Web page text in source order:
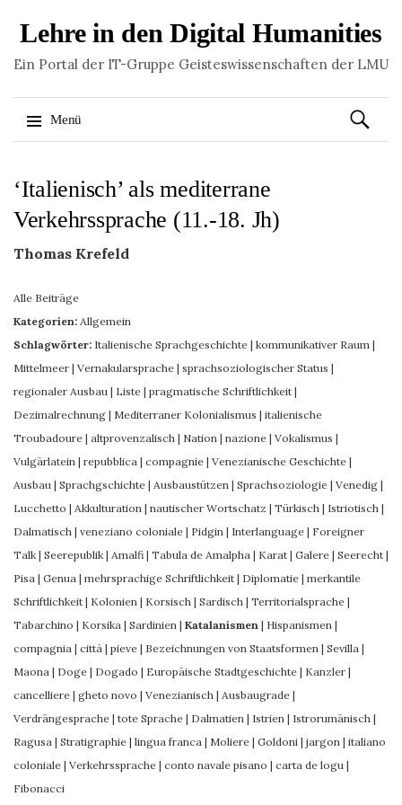
Lehre in den Digital Humanities
Ein Portal der IT-Gruppe Geisteswissenschaften der LMU
Menü
zum
Suchen
nach:
‘Italienisch’ als mediterrane
Verkehrssprache (11.-18. Jh)
Thomas Krefeld
Alle Beiträge
Kategorien: Allgemein
Schlagwörter: Italienische Sprachgeschichte | kommunikativer Raum |
Mittelmeer | Vernakularsprache | sprachsoziologischer Status |
regionaler Ausbau | Liste | pragmatische Schriftlichkeit |
Dezimalrechnung | Mediterraner Kolonialismus | italienische
Troubadoure | altprovenzalisch | Nation | nazione | Vokalismus |
Vulgärlatein | repubblica | compagnie | Venezianische Geschichte |
Ausbau | Sprachgschichte | Ausbaustützen | Sprachsoziologie | Venedig |
Lucchetto | Akkulturation | nautischer Wortschatz | Türkisch | Istriotisch |
Dalmatisch | veneziano coloniale | Pidgin | Interlanguage | Foreigner
Talk | Seerepublik | Amalfi | Tabula de Amalpha | Karat | Galere | Seerecht |
Pisa | Genua | mehrsprachige Schriftlichkeit | Diplomatie | merkantile
Schriftlichkeit | Kolonien | Korsisch | Sardisch | Territorialsprache |
Tabarchino | Korsika | Sardinien | Katalanismen | Hispanismen |
compagnia | città | pieve | Bezeichnungen von Staatsformen | Sevilla |
Maona | Doge | Dogado | Europäische Stadtgeschichte | Kanzler |
cancelliere | gheto novo | Venezianisch | Ausbaugrade |
Verdrängesprache | tote Sprache | Dalmatien | Istrien | Istrorumänisch |
Ragusa | Stratigraphie | lingua franca | Moliere | Goldoni | jargon | italiano
coloniale | Verkehrssprache | conto navale pisano | carta de logu |
Fibonacci